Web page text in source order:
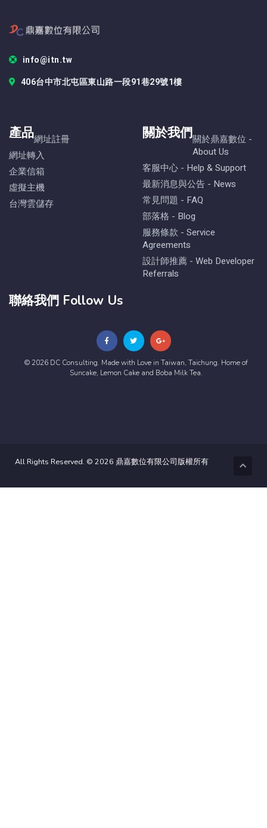
info@itn.tw
406台中市北屯區東山路一段91巷29號1樓
產品網址註冊
網址轉入
企業信箱
虛擬主機
台灣雲儲存
關於我們關於鼎嘉數位 -
About Us
客服中心 - Help & Support
最新消息與公告 - News
常見問題 - FAQ
部落格 - Blog
服務條款 - Service
Agreements
設計師推薦 - Web Developer
Referrals
聯絡我們 Follow Us
© 2026 DC Consulting. Made with Love in Taiwan, Taichung. Home of
Suncake, Lemon Cake and Boba Milk Tea.
All Rights Reserved. © 2026 鼎嘉數位有限公司版權所有